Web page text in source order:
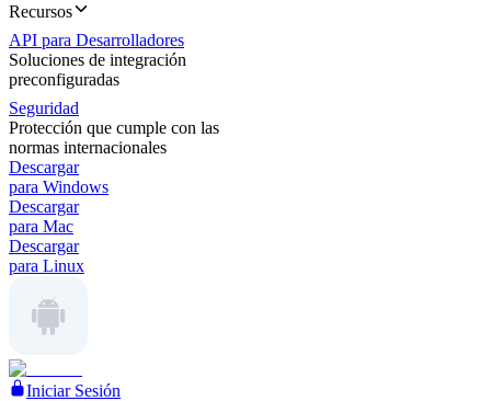
Recursos
API para Desarrolladores
Soluciones de integración
preconfiguradas
Seguridad
Protección que cumple con las
normas internacionales
Descargar
para Windows
Descargar
para Mac
Descargar
para Linux
Iniciar Sesión